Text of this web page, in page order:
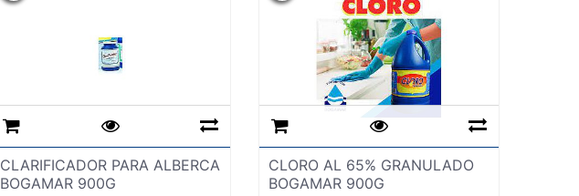
CLARIFICADOR PARA ALBERCA
BOGAMAR 900G
CLORO AL 65% GRANULADO
BOGAMAR 900G